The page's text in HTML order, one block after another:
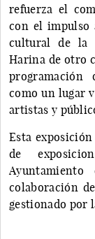
refuerza el
con el impulso
cultural de la
Harina de otro
programación
como un lugar
artistas y
Esta
de
colaboración
gestionado por